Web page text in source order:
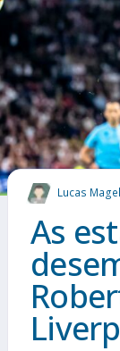
MAIS
Lucas
As